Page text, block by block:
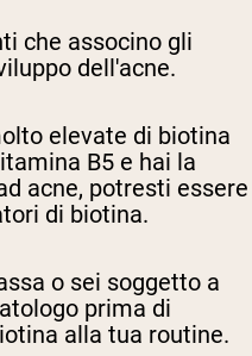
che associno gli
dell'acne.
elevate di biotina
B5 e hai la
acne, potresti essere
di biotina.
o sei soggetto a
prima di
alla tua routine.